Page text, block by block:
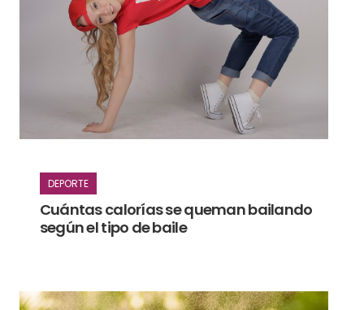
DEPORTE
Cuántas calorías se queman bailando
según el tipo de baile